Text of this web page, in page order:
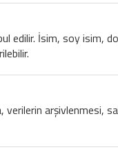
edilir. İsim, soy
arşivlenmesi,